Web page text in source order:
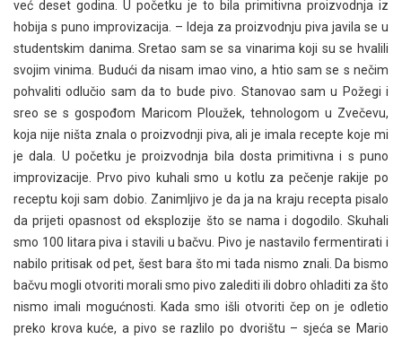
već deset godina. U početku je to bila primitivna proizvodnja iz
hobija s puno improvizacija. – Ideja za proizvodnju piva javila se u
studentskim danima. Sretao sam se sa vinarima koji su se hvalili
svojim vinima. Budući da nisam imao vino, a htio sam se s nečim
pohvaliti odlučio sam da to bude pivo. Stanovao sam u Požegi i
sreo se s gospođom Maricom Ploužek, tehnologom u Zvečevu,
koja nije ništa znala o proizvodnji piva, ali je imala recepte koje mi
je dala. U početku je proizvodnja bila dosta primitivna i s puno
improvizacije. Prvo pivo kuhali smo u kotlu za pečenje rakije po
receptu koji sam dobio. Zanimljivo je da ja na kraju recepta pisalo
da prijeti opasnost od eksplozije što se nama i dogodilo. Skuhali
smo 100 litara piva i stavili u bačvu. Pivo je nastavilo fermentirati i
nabilo pritisak od pet, šest bara što mi tada nismo znali. Da bismo
bačvu mogli otvoriti morali smo pivo zalediti ili dobro ohladiti za što
nismo imali mogućnosti. Kada smo išli otvoriti čep on je odletio
preko krova kuće, a pivo se razlilo po dvorištu – sjeća se Mario